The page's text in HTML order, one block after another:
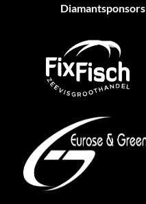
Diamantsponsors